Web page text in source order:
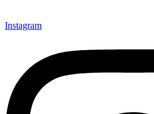
Instagram